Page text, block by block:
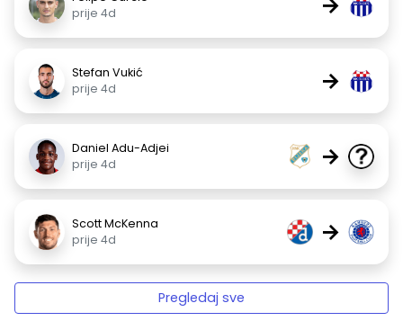
prije 4d
Stefan Vukić
prije 4d
→
Daniel Adu-Adjei
prije 4d
→
Scott McKenna
prije 4d
→
Pregledaj sve